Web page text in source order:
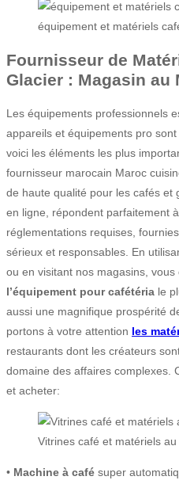
équipement et matériels
Fournisseur de
Glacier : Magasin au
Les équipements professionnels
appareils et équipements pro
voici les éléments les plus
fournisseur marocain Maroc
de haute qualité pour les cafés et
en ligne, répondent parfaitement
réglementations requises,
sérieux et responsables. En
ou en visitant nos magasins,
l’équipement pour cafétéria le
aussi une magnifique prospérité
portons à votre attention les
restaurants dont les créateurs
domaine des affaires complexes.
et acheter:
Vitrines café et matériels
• Machine à café super